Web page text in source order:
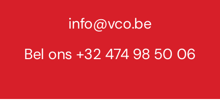
info@vco.be
Bel ons +32 474 98 50 06